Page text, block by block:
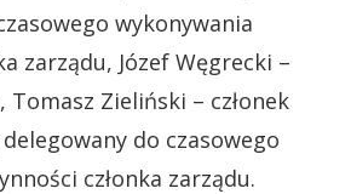
wykonywania
zarządu, Józef Węgrecki –
Tomasz Zieliński – członek
do czasowego
członka zarządu.